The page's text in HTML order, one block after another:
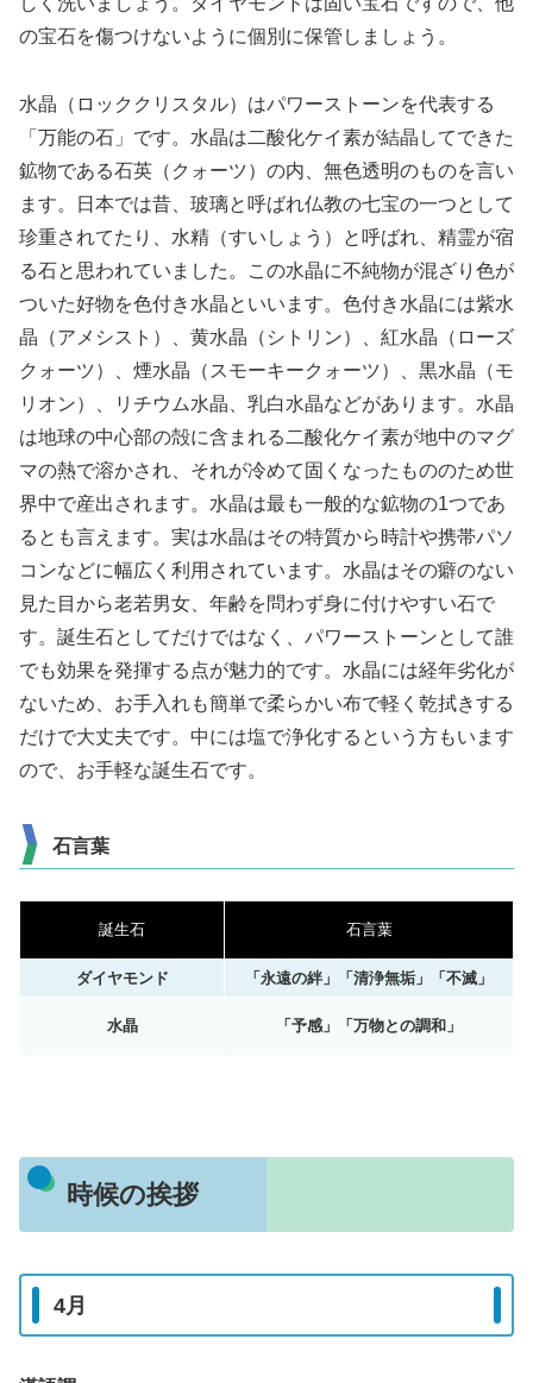
の宝石を傷つけないように個別に保管しましょう。
水晶（ロッククリスタル）はパワーストーンを代表する
「万能の石」です。水晶は二酸化ケイ素が結晶してできた
鉱物である石英（クォーツ）の内、無色透明のものを言い
ます。日本では昔、玻璃と呼ばれ仏教の七宝の一つとして
珍重されてたり、水精（すいしょう）と呼ばれ、精霊が宿
る石と思われていました。この水晶に不純物が混ざり色が
ついた好物を色付き水晶といいます。色付き水晶には紫水
晶（アメシスト）、黄水晶（シトリン）、紅水晶（ローズ
クォーツ）、煙水晶（スモーキークォーツ）、黒水晶（モ
リオン）、リチウム水晶、乳白水晶などがあります。水晶
は地球の中心部の殻に含まれる二酸化ケイ素が地中のマグ
マの熱で溶かされ、それが冷めて固くなったもののため世
界中で産出されます。水晶は最も一般的な鉱物の1つであ
るとも言えます。実は水晶はその特質から時計や携帯パソ
コンなどに幅広く利用されています。水晶はその癖のない
見た目から老若男女、年齢を問わず身に付けやすい石で
す。誕生石としてだけではなく、パワーストーンとして誰
でも効果を発揮する点が魅力的です。水晶には経年劣化が
ないため、お手入れも簡単で柔らかい布で軽く乾拭きする
だけで大丈夫です。中には塩で浄化するという方もいます
ので、お手軽な誕生石です。
石言葉
誕生石 石言葉
ダイヤモンド 「永遠の絆」「清浄無垢」「不滅」
水晶 「予感」「万物との調和」
時候の挨拶
4月